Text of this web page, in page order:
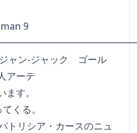
9
ャン-ジャック ゴール
アーテ
す。
くる。
トリシア・カースのニュ